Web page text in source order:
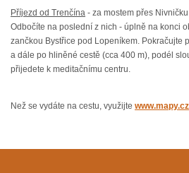
Příjezd od Trenčína - za mostem přes
Odbočíte na poslední z nich - úplně na konci
zančkou Bystřice pod Lopeníkem. Pokračujte
a dále po hliněné cestě (cca 400 m), podél
přijedete k meditačnímu centru.
Než se vydáte na cestu, využijte www.mapy.cz